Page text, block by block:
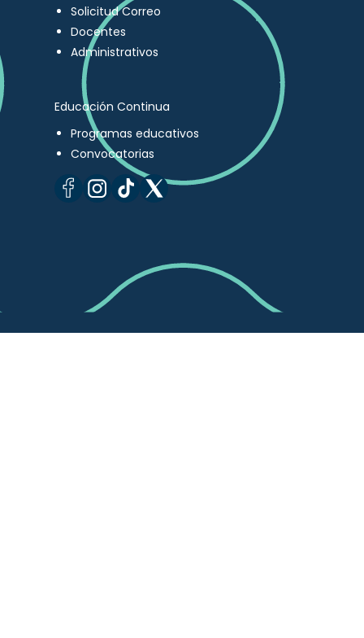
Solicitud Correo
Docentes
Administrativos
Educación Continua
Programas educativos
Convocatorias